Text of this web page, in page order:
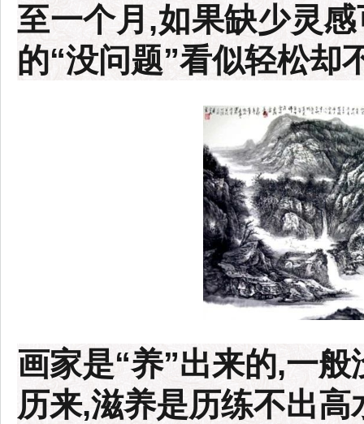
至一个月,如果缺少灵
的“没问题”看似轻松却
画家是“养”出来的,一
历来,滋养是历练不出高